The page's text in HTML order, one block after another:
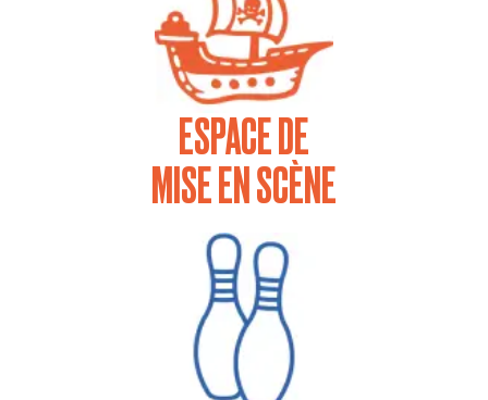
ESPACE DE
MISE EN SCÈNE